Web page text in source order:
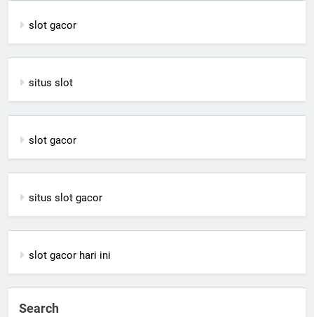
slot gacor
situs slot
slot gacor
situs slot gacor
slot gacor hari ini
Search